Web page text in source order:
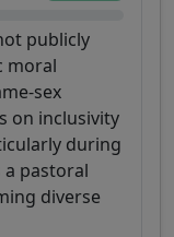
publicly
moral
sex
on inclusivity
during
a pastoral
diverse